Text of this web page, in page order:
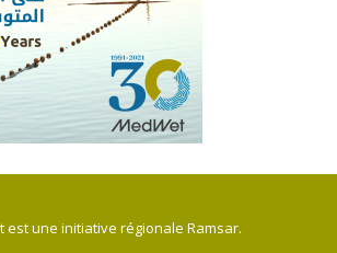
est une initiative régionale Ramsar.